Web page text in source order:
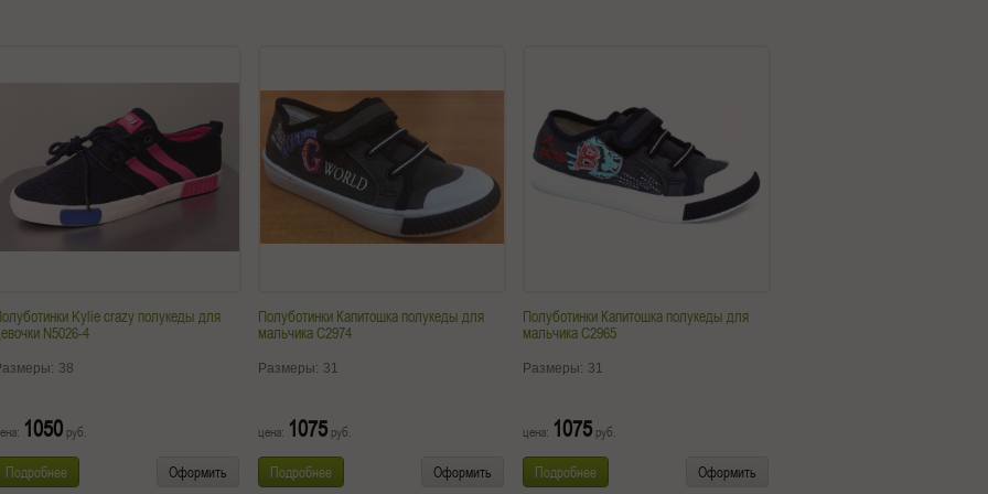
Kylie crazy полукеды для
N5026-4
38
1050 руб.
Подробнее Оформить
Полуботинки Капитошка полукеды для
мальчика C2974
Размеры: 31
цена: 1075 руб.
Подробнее Оформить
Полуботинки Капитошка полукеды для
мальчика C2965
Размеры: 31
цена: 1075 руб.
Подробнее Оформить